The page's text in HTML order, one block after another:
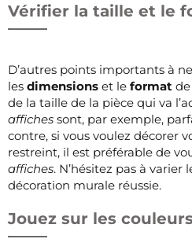
Vérifier la taille et le
D’autres points importants à
les dimensions et le format de
de la taille de la pièce qui va
affiches sont, par exemple,
contre, si vous voulez décorer
restreint, il est préférable de
affiches. N’hésitez pas à
décoration murale réussie.
Jouez sur les couleurs